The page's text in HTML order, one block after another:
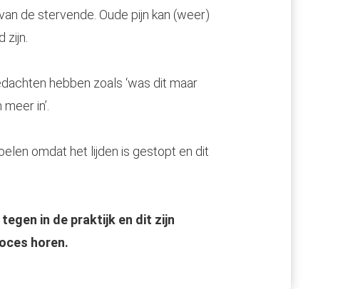
de stervende. Oude pijn kan (weer)
zijn.
hebben zoals ‘was dit maar
in’.
omdat het lijden is gestopt en dit
in de praktijk en dit zijn
horen.